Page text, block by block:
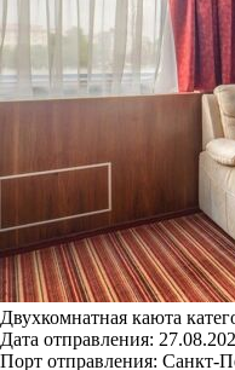
Двухкомнатная каюта
Дата отправления:
Порт отправления: Санкт-